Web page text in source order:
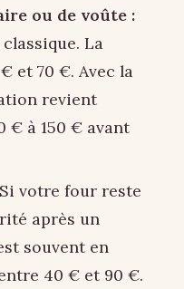
ou de voûte :
La
et 70 €. Avec la
revient
€ à 150 € avant
votre four reste
après un
souvent en
40 € et 90 €.